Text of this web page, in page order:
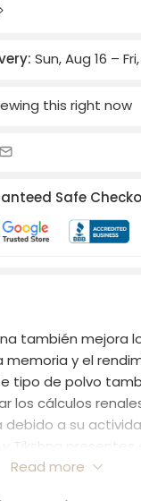
Sun, Aug 16 –
this right now
Safe
también mejora
y el
tipo de polvo
los cálculos
a su
Tikshna presentes
una piel
Read more